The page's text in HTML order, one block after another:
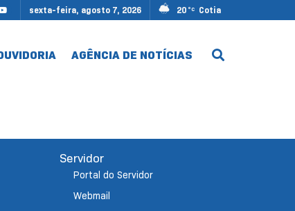
sexta-feira, agosto 7, 2026 20 °C Cotia
AGÊNCIA DE NOTÍCIAS
Servidor
Portal do Servidor
Webmail